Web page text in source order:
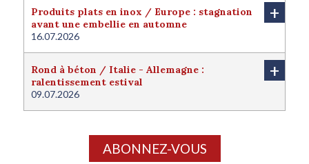
Produits plats en inox / Europe : stagnation
avant une embellie en automne
16.07.2026
+
Rond à béton / Italie - Allemagne :
ralentissement estival
09.07.2026
+
ABONNEZ-VOUS